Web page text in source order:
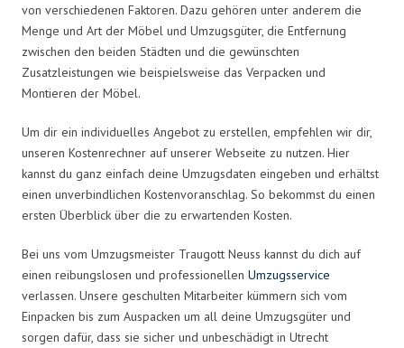
von verschiedenen Faktoren. Dazu gehören unter anderem die
Menge und Art der Möbel und Umzugsgüter, die Entfernung
zwischen den beiden Städten und die gewünschten
Zusatzleistungen wie beispielsweise das Verpacken und
Montieren der Möbel.
Um dir ein individuelles Angebot zu erstellen, empfehlen wir dir,
unseren Kostenrechner auf unserer Webseite zu nutzen. Hier
kannst du ganz einfach deine Umzugsdaten eingeben und erhältst
einen unverbindlichen Kostenvoranschlag. So bekommst du einen
ersten Überblick über die zu erwartenden Kosten.
Bei uns vom Umzugsmeister Traugott Neuss kannst du dich auf
einen reibungslosen und professionellen Umzugsservice
verlassen. Unsere geschulten Mitarbeiter kümmern sich vom
Einpacken bis zum Auspacken um all deine Umzugsgüter und
sorgen dafür, dass sie sicher und unbeschädigt in Utrecht